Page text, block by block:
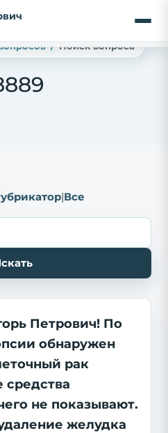
Поиск вопроса
|Все
Петрович! По
обнаружен
рак
средства
не показывают.
желудка